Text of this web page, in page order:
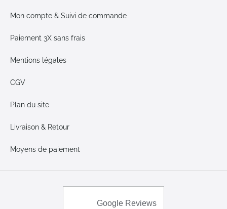
Mon compte & Suivi de commande
Paiement 3X sans frais
Mentions légales
CGV
Plan du site
Livraison & Retour
Moyens de paiement
Google Reviews